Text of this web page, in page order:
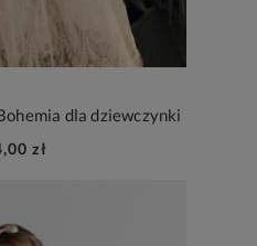
dla dziewczynki
zł